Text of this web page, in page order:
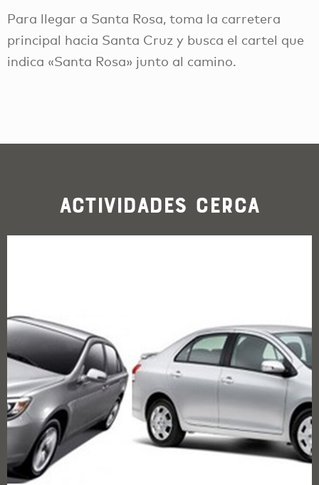
Para llegar a Santa Rosa, toma la carretera
principal hacia Santa Cruz y busca el cartel que
indica «Santa Rosa» junto al camino.
Actividades cerca